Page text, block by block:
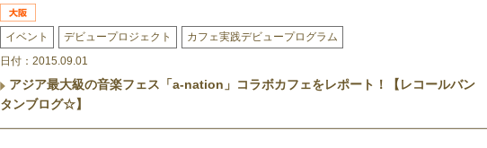
イベント デビュープロジェクト
カフェ実践デビュープログラム
日付：2015.09.01
アジア最大級の音楽フェス「a-nation」コラボカフェをレポート！【レコールバン
タンブログ☆】